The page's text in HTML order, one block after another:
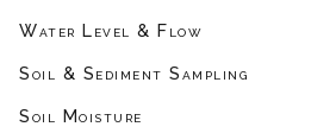
Water Level & Flow
Soil & Sediment Sampling
Soil Moisture